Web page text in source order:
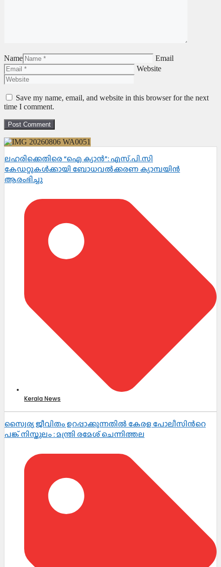
Name
Email
Website
Save my name, email, and website in this browser for the next
time I comment.
ലഹരിക്കെതിരെ “ഐ ക്യാൻ”: എസ്.പി.സി
കേഡറ്റുകൾക്കായി ബോധവൽക്കരണ ക്യാമ്പയിൻ
ആരംഭിച്ചു
Kerala News
സ്വൈര്യ ജീവിതം ഉറപ്പാക്കുന്നതില്‍ കേരള പോലീസിന്‍റെ
പങ്ക് നിസ്തുലം : മന്ത്രി രമേശ് ചെന്നിത്തല